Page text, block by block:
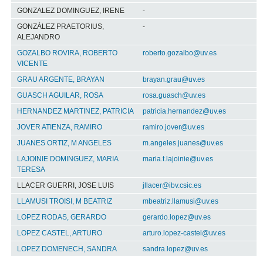
GONZALEZ DOMINGUEZ, IRENE
-
GONZÁLEZ PRAETORIUS,
ALEJANDRO
-
GOZALBO ROVIRA, ROBERTO
VICENTE
roberto.gozalbo@uv.es
GRAU ARGENTE, BRAYAN
brayan.grau@uv.es
GUASCH AGUILAR, ROSA
rosa.guasch@uv.es
HERNANDEZ MARTINEZ, PATRICIA
patricia.hernandez@uv.es
JOVER ATIENZA, RAMIRO
ramiro.jover@uv.es
JUANES ORTIZ, M ANGELES
m.angeles.juanes@uv.es
LAJOINIE DOMINGUEZ, MARIA
TERESA
maria.t.lajoinie@uv.es
LLACER GUERRI, JOSE LUIS
jllacer@ibv.csic.es
LLAMUSI TROISI, M BEATRIZ
mbeatriz.llamusi@uv.es
LOPEZ RODAS, GERARDO
gerardo.lopez@uv.es
LOPEZ CASTEL, ARTURO
arturo.lopez-castel@uv.es
LOPEZ DOMENECH, SANDRA
sandra.lopez@uv.es